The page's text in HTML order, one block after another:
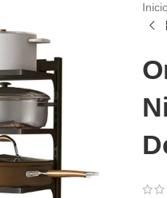
Inicio